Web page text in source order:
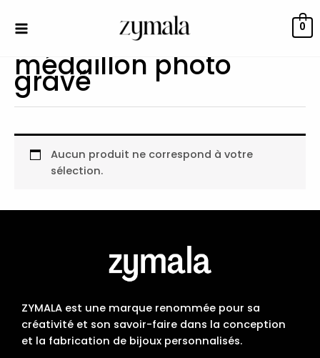
0
médaillon photo
gravé
Aucun produit ne correspond à votre
sélection.
ZYMALA est une marque renommée pour sa
créativité et son savoir-faire dans la conception
et la fabrication de bijoux personnalisés.